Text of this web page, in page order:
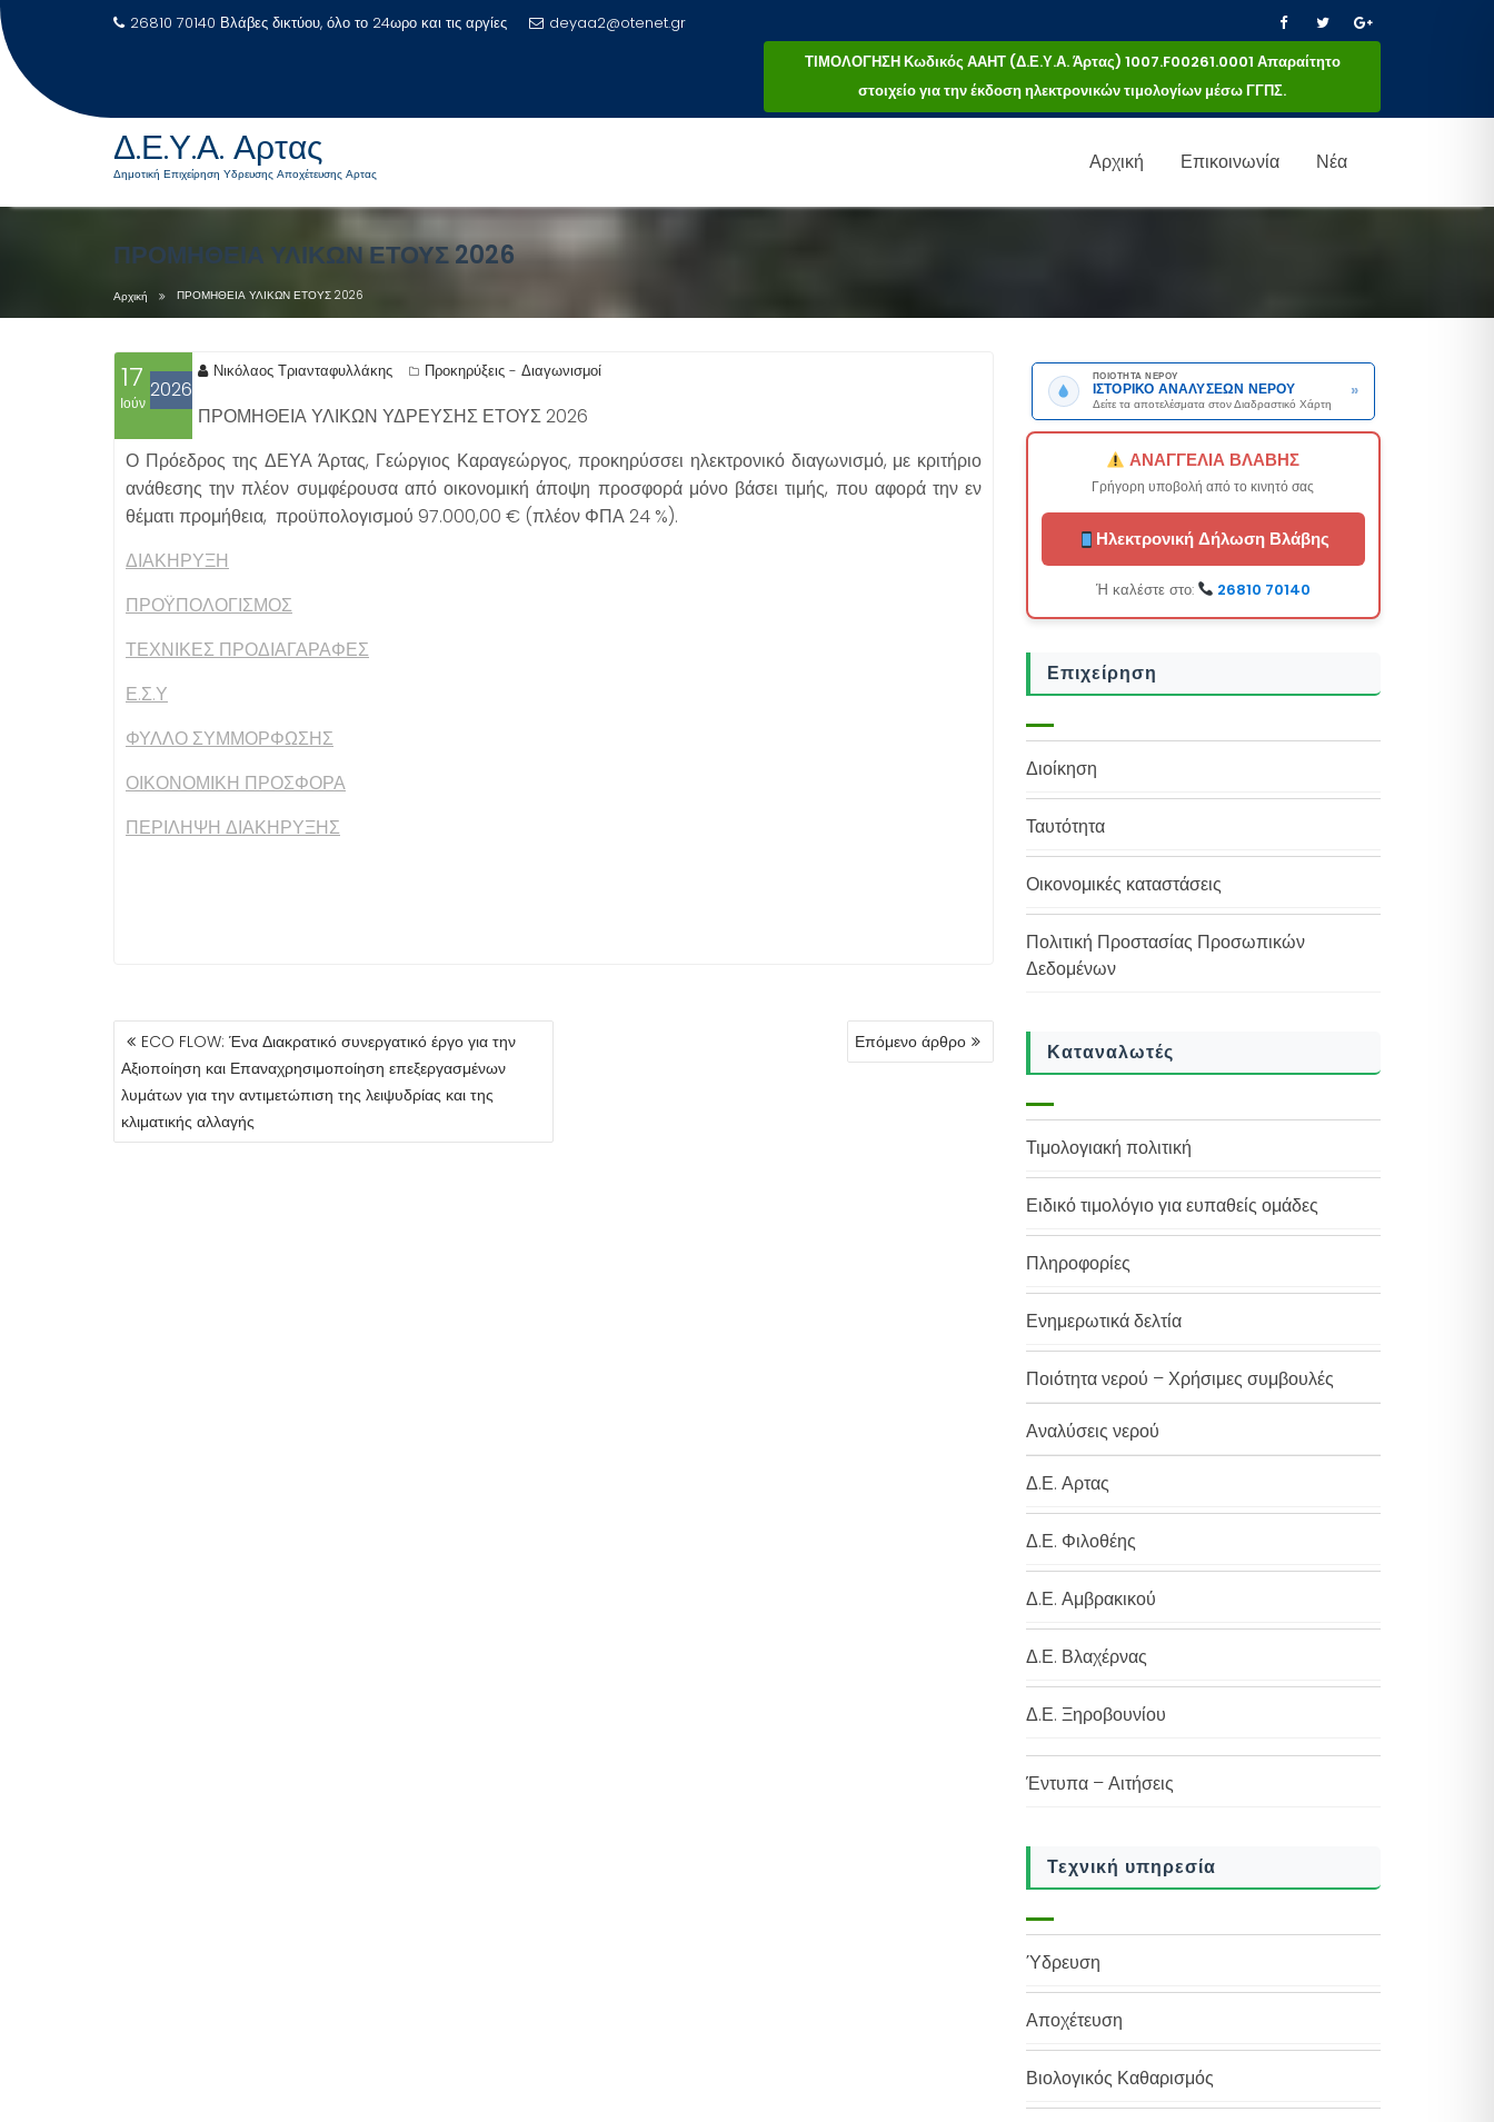
26810 70140 Βλάβες δικτύου, όλο το 24ωρο και τις αργίες
deyaa2@otenet.gr
ΤΙΜΟΛΟΓΗΣΗ Κωδικός ΑΑΗΤ (Δ.Ε.Υ.Α. Άρτας) 1007.F00261.0001 Απαραίτητο
στοιχείο για την έκδοση ηλεκτρονικών τιμολογίων μέσω ΓΓΠΣ.
Δ.Ε.Υ.Α. Αρτας
Δημοτική Επιχείρηση Υδρευσης Αποχέτευσης Αρτας Αρχική Επικοινωνία Νέα
ΠΡΟΜΗΘΕΙΑ ΥΛΙΚΩΝ ΕΤΟΥΣ 2026
Αρχική ΠΡΟΜΗΘΕΙΑ ΥΛΙΚΩΝ ΕΤΟΥΣ 2026
17
Ιούν
2026
Νικόλαος Τριανταφυλλάκης Προκηρύξεις - Διαγωνισμοί
ΠΡΟΜΗΘΕΙΑ ΥΛΙΚΩΝ ΥΔΡΕΥΣΗΣ ΕΤΟΥΣ 2026
Ο Πρόεδρος της ΔΕΥΑ Άρτας, Γεώργιος Καραγεώργος, προκηρύσσει ηλεκτρονικό διαγωνισμό, με κριτήριο
ανάθεσης την πλέον συμφέρουσα από οικονομική άποψη προσφορά μόνο βάσει τιμής, που αφορά την εν
θέματι προμήθεια, προϋπολογισμού 97.000,00 € (πλέον ΦΠΑ 24 %).
ΔΙΑΚΗΡΥΞΗ
ΠΡΟΫΠΟΛΟΓΙΣΜΟΣ
ΤΕΧΝΙΚΕΣ ΠΡΟΔΙΑΓΑΡΑΦΕΣ
Ε.Σ.Υ
ΦΥΛΛΟ ΣΥΜΜΟΡΦΩΣΗΣ
ΟΙΚΟΝΟΜΙΚΗ ΠΡΟΣΦΟΡΑ
ΠΕΡΙΛΗΨΗ ΔΙΑΚΗΡΥΞΗΣ
ΠΛΟΉΓΗΣΗ
ΆΡΘΡΩΝ
ECO FLOW: Ένα Διακρατικό συνεργατικό έργο για την
Αξιοποίηση και Επαναχρησιμοποίηση επεξεργασμένων
λυμάτων για την αντιμετώπιση της λειψυδρίας και της
κλιματικής αλλαγής
Επόμενο άρθρο
ΠΟΙΟΤΗΤΑ ΝΕΡΟΥ
ΙΣΤΟΡΙΚΟ ΑΝΑΛΥΣΕΩΝ ΝΕΡΟΥ
Δείτε τα αποτελέσματα στον Διαδραστικό Χάρτη
»
ΑΝΑΓΓΕΛΙΑ ΒΛΑΒΗΣ
Γρήγορη υποβολή από το κινητό σας
Ηλεκτρονική Δήλωση Βλάβης
Ή καλέστε στο: 26810 70140
Επιχείρηση
Διοίκηση
Ταυτότητα
Οικονομικές καταστάσεις
Πολιτική Προστασίας Προσωπικών
Δεδομένων
Καταναλωτές
Τιμολογιακή πολιτική
Ειδικό τιμολόγιο για ευπαθείς ομάδες
Πληροφορίες
Ενημερωτικά δελτία
Ποιότητα νερού – Χρήσιμες συμβουλές
Αναλύσεις νερού
Δ.Ε. Αρτας
Δ.Ε. Φιλοθέης
Δ.Ε. Αμβρακικού
Δ.Ε. Βλαχέρνας
Δ.Ε. Ξηροβουνίου
Έντυπα – Αιτήσεις
Τεχνική υπηρεσία
Ύδρευση
Αποχέτευση
Βιολογικός Καθαρισμός